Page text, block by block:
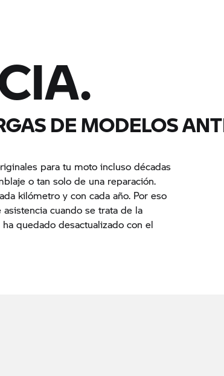
DE MODELOS
para tu moto incluso décadas
o tan solo de una reparación.
kilómetro y con cada año. Por eso
cuando se trata de la
quedado desactualizado con el